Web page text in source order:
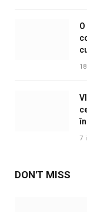
7
DON'T MISS